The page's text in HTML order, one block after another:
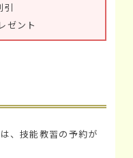
引
ゼント
、技能教習の予約が